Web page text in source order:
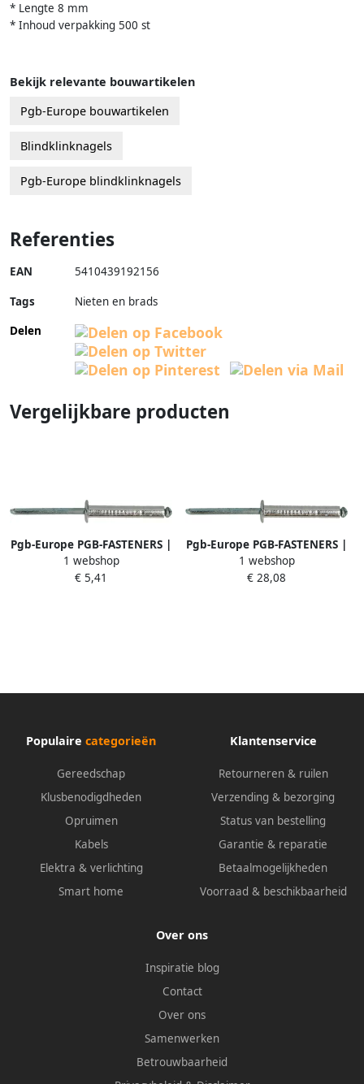
* Lengte 8 mm
* Inhoud verpakking 500 st
Bekijk relevante bouwartikelen
Pgb-Europe bouwartikelen
Blindklinknagels
Pgb-Europe blindklinknagels
Referenties
EAN 5410439192156
Tags
Nieten en brads
Delen
Vergelijkbare producten
Pgb-Europe PGB-FASTENERS |
Blindklinknagel DIN 7337A Ø
4x10 Al st
1 webshop
€ 5,41
Pgb-Europe PGB-FASTENERS |
Blindklinknagel DIN 7337A Ø
4x16 St St | 500 st
1 webshop
€ 28,08
Populaire categorieën
Gereedschap
Klusbenodigdheden
Opruimen
Kabels
Elektra & verlichting
Smart home
Klantenservice
Retourneren & ruilen
Verzending & bezorging
Status van bestelling
Garantie & reparatie
Betaalmogelijkheden
Voorraad & beschikbaarheid
Over ons
Inspiratie blog
Contact
Over ons
Samenwerken
Betrouwbaarheid